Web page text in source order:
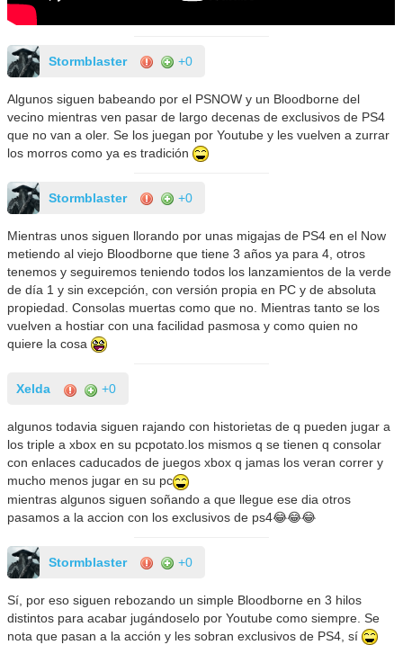
Stormblaster +0
Algunos siguen babeando por el PSNOW y un Bloodborne del
vecino mientras ven pasar de largo decenas de exclusivos de PS4
que no van a oler. Se los juegan por Youtube y les vuelven a zurrar
los morros como ya es tradición
Stormblaster +0
Mientras unos siguen llorando por unas migajas de PS4 en el Now
metiendo al viejo Bloodborne que tiene 3 años ya para 4, otros
tenemos y seguiremos teniendo todos los lanzamientos de la verde
de día 1 y sin excepción, con versión propia en PC y de absoluta
propiedad. Consolas muertas como que no. Mientras tanto se los
vuelven a hostiar con una facilidad pasmosa y como quien no
quiere la cosa
Xelda +0
algunos todavia siguen rajando con historietas de q pueden jugar a
los triple a xbox en su pcpotato.los mismos q se tienen q consolar
con enlaces caducados de juegos xbox q jamas los veran correr y
mucho menos jugar en su pc
mientras algunos siguen soñando a que llegue ese dia otros
pasamos a la accion con los exclusivos de ps4😂😂😂
Stormblaster +0
Sí, por eso siguen rebozando un simple Bloodborne en 3 hilos
distintos para acabar jugándoselo por Youtube como siempre. Se
nota que pasan a la acción y les sobran exclusivos de PS4, sí